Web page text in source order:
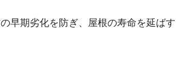
早期劣化を防ぎ、屋根の寿命を延ばす